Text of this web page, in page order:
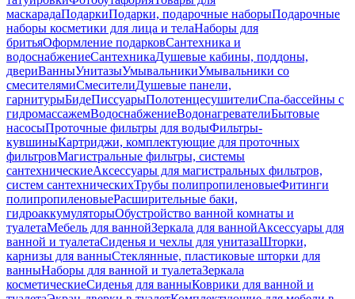
маскарадаПодаркиПодарки, подарочные наборыПодарочные
наборы косметики для лица и телаНаборы для
бритьяОформление подарковСантехника и
водоснабжениеСантехникаДушевые кабины, поддоны,
двериВанныУнитазыУмывальникиУмывальники со
смесителямиСмесителиДушевые панели,
гарнитурыБидеПиссуарыПолотенцесушителиСпа-бассейны с
гидромассажемВодоснабжениеВодонагревателиБытовые
насосыПроточные фильтры для водыФильтры-
кувшиныКартриджи, комплектующие для проточных
фильтровМагистральные фильтры, системы
сантехническиеАксессуары для магистральных фильтров,
систем сантехническихТрубы полипропиленовыеФитинги
полипропиленовыеРасширительные баки,
гидроаккумуляторыОбустройство ванной комнаты и
туалетаМебель для ваннойЗеркала для ваннойАксессуары для
ванной и туалетаСиденья и чехлы для унитазаШторки,
карнизы для ванныСтеклянные, пластиковые шторки для
ванныНаборы для ванной и туалетаЗеркала
косметическиеСиденья для ванныКоврики для ванной и